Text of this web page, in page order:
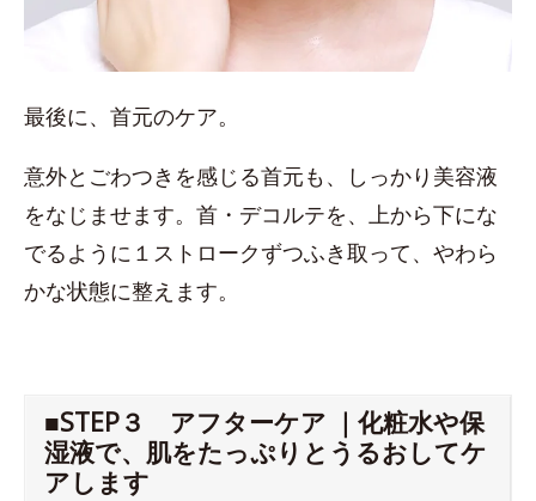
最後に、首元のケア。
意外とごわつきを感じる首元も、しっかり美容液
をなじませます。首・デコルテを、上から下にな
でるように１ストロークずつふき取って、やわら
かな状態に整えます。
■STEP３ アフターケア ｜化粧水や保
湿液で、肌をたっぷりとうるおしてケ
アします